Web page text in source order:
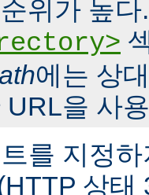
위가 높
에는 상
URL을 사
를 지정
상태